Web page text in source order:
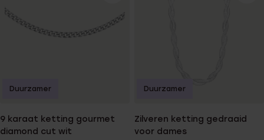
9 karaat ketting gourmet
diamond cut wit
Duurzamer
Zilveren ketting gedraaid
voor dames
Duurzamer